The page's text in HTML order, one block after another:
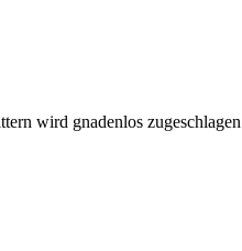
wird gnadenlos